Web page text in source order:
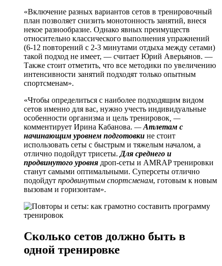
«Включение разных вариантов сетов в тренировочный
план позволяет снизить монотонность занятий, внеся
некое разнообразие. Однако явных преимуществ
относительно классического выполнения упражнений
(6-12 повторений с 2-3 минутами отдыха между сетами)
такой подход не имеет, — считает Юрий Аверьянов. —
Также стоит отметить, что все методики по увеличению
интенсивности занятий подходят только опытным
спортсменам».
«Чтобы определиться с наиболее подходящим видом
сетов именно для вас, нужно учесть индивидуальные
особенности организма и цель тренировок , —
комментирует Ирина Кабанова. —Атлетам с
начинающим уровнем подготовки не стоит
использовать сеты с быстрым и тяжелым началом, а
отлично подойдут трисеты. Для среднего и
продвинутого уровня дроп-сеты и AMRAP тренировки
станут самыми оптимальными. Суперсеты отлично
подойдут продвинутым спортсменам, готовым к новым
вызовам и горизонтам».
Сколько сетов должно быть в
одной тренировке